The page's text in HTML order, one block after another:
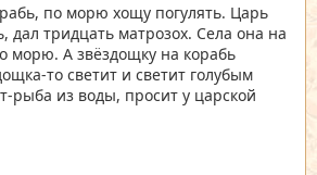
по морю хощу погулять. Царь
дал тридцать матрозох. Села она на
морю. А звёздощку на корабь
то светит и светит голубым
рыба из воды, просит у царской